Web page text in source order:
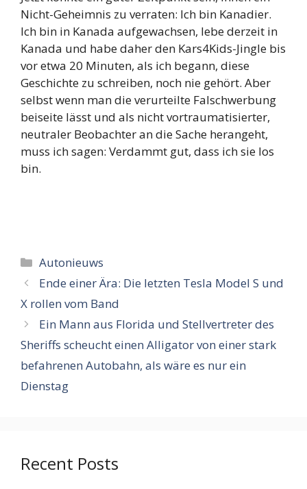
Nicht-Geheimnis zu verraten: Ich bin Kanadier.
Ich bin in Kanada aufgewachsen, lebe derzeit in
Kanada und habe daher den Kars4Kids-Jingle bis
vor etwa 20 Minuten, als ich begann, diese
Geschichte zu schreiben, noch nie gehört. Aber
selbst wenn man die verurteilte Falschwerbung
beiseite lässt und als nicht vortraumatisierter,
neutraler Beobachter an die Sache herangeht,
muss ich sagen: Verdammt gut, dass ich sie los
bin.
Categorieën
Autonieuws
Ende einer Ära: Die letzten Tesla Model S und
X rollen vom Band
Ein Mann aus Florida und Stellvertreter des
Sheriffs scheucht einen Alligator von einer stark
befahrenen Autobahn, als wäre es nur ein
Dienstag
Recent Posts